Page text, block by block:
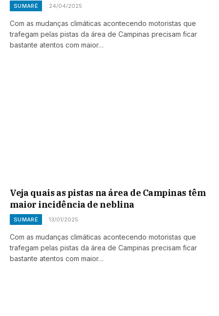
SUMARÉ 24/04/2025
Com as mudanças climáticas acontecendo motoristas que
trafegam pelas pistas da área de Campinas precisam ficar
bastante atentos com maior…
Veja quais as pistas na área de Campinas têm
maior incidência de neblina
SUMARÉ 13/01/2025
Com as mudanças climáticas acontecendo motoristas que
trafegam pelas pistas da área de Campinas precisam ficar
bastante atentos com maior…